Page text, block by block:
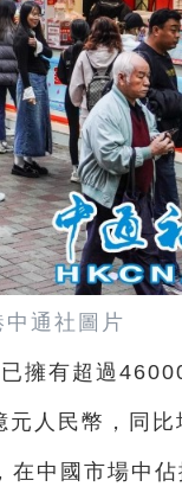
通社圖片
擁有超過
人民幣，同比
中國市場中佔